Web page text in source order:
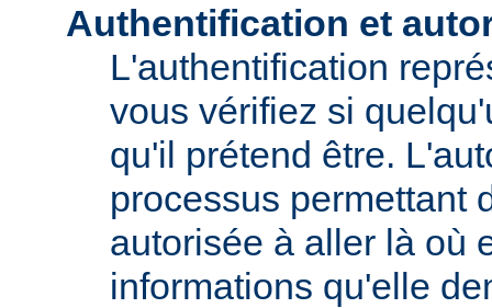
Authentification et
L'authentification
vous vérifiez si
qu'il prétend être.
processus permettant
autorisée à aller là où
informations qu'elle